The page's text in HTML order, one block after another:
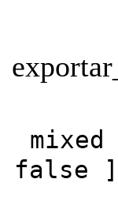
false